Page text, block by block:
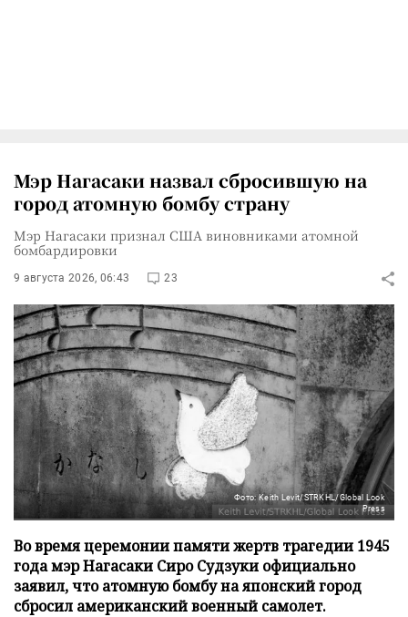
Мэр Нагасаки назвал сбросившую на
город атомную бомбу страну
Мэр Нагасаки признал США виновниками атомной
бомбардировки
9 августа 2026, 06:43 23
Фото: Keith Levit/STRKHL/Global Look
Press
Во время церемонии памяти жертв трагедии 1945
года мэр Нагасаки Сиро Судзуки официально
заявил, что атомную бомбу на японский город
сбросил американский военный самолет.